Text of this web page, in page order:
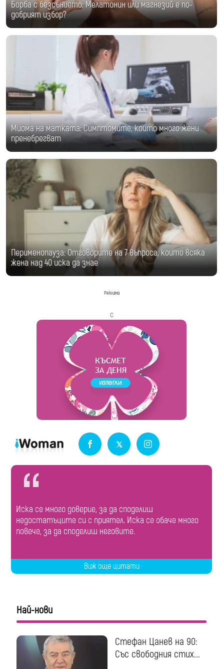
Борба с безсънието: Мелатонин или магнезий е по-
добрият избор?
Миома на матката: Симптомите, които много жени
пренебрегват
Перименопауза: Отговорите на 7 въпроса, които всяка
жена над 40 иска да знае
Реклама
с
Иска се много доверие, за да споделиш
недостатъците си с приятел. Иска се обаче много
повече, за да споделиш неговите.
Виж още цитати
Най-нови
Стефан Цанев на 90:
Със свободния стих...